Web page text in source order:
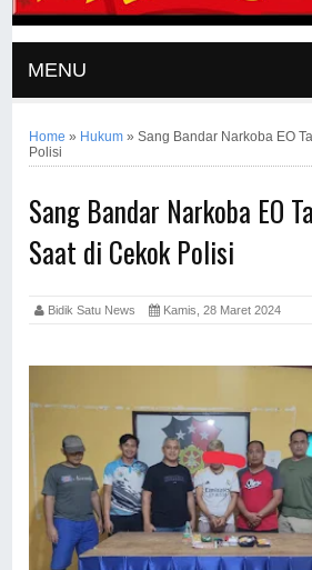
MENU
Home » Hukum »Sang Bandar Narkoba EO
Polisi
Sang Bandar Narkoba EO
Saat di Cekok Polisi
Bidik Satu News Kamis, 28 Maret 2024